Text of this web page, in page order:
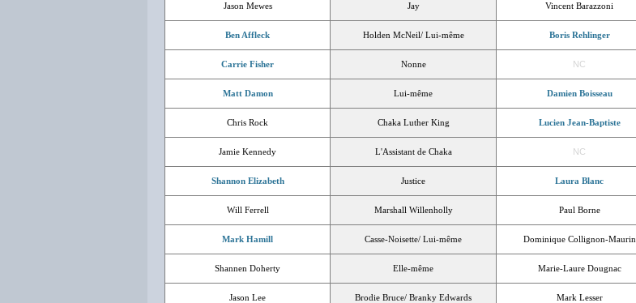
Jason Mewes Jay Vincent Barazzoni
Ben Affleck Holden McNeil/ Lui-même Boris Rehlinger
Carrie Fisher Nonne NC
Matt Damon Lui-même Damien Boisseau
Chris Rock Chaka Luther King Lucien Jean-Baptiste
Jamie Kennedy L'Assistant de Chaka NC
Shannon Elizabeth Justice Laura Blanc
Will Ferrell Marshall Willenholly Paul Borne
Mark Hamill Casse-Noisette/ Lui-même Dominique Collignon-Maurin
Shannen Doherty Elle-même Marie-Laure Dougnac
Jason Lee Brodie Bruce/ Branky Edwards Mark Lesser